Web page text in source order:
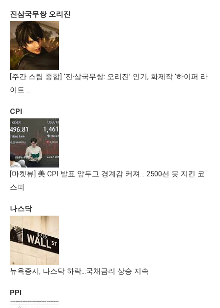
진삼국무쌍 오리진
[주간 스팀 종합] ‘진·삼국무쌍: 오리진’ 인기, 화제작 ‘하이퍼 라
이트 …
CPI
[마켓뷰] 美 CPI 발표 앞두고 경계감 커져… 2500선 못 지킨 코
스피
나스닥
뉴욕증시, 나스닥 하락…국채금리 상승 지속
PPI